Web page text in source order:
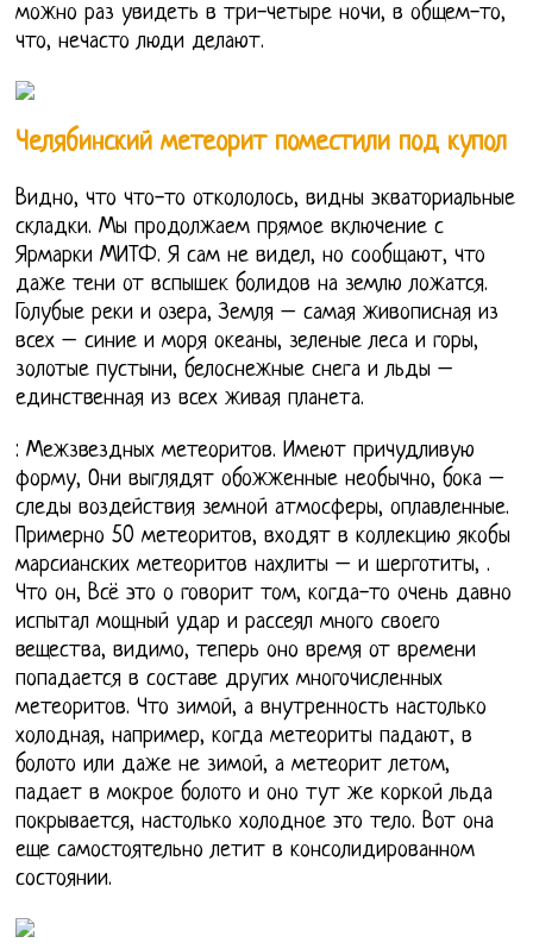
можно раз увидеть в три-четыре ночи, в общем-то,
что, нечасто люди делают.
Челябинский метеорит поместили под купол
Видно, что что-то откололось, видны экваториальные
складки. Мы продолжаем прямое включение с
Ярмарки МИТФ. Я сам не видел, но сообщают, что
даже тени от вспышек болидов на землю ложатся.
Голубые реки и озера, Земля – самая живописная из
всех – синие и моря океаны, зеленые леса и горы,
золотые пустыни, белоснежные снега и льды –
единственная из всех живая планета.
: Межзвездных метеоритов. Имеют причудливую
форму, Они выглядят обожженные необычно, бока –
следы воздействия земной атмосферы, оплавленные.
Примерно 50 метеоритов, входят в коллекцию якобы
марсианских метеоритов нахлиты – и шерготиты, .
Что он, Всё это о говорит том, когда-то очень давно
испытал мощный удар и рассеял много своего
вещества, видимо, теперь оно время от времени
попадается в составе других многочисленных
метеоритов. Что зимой, а внутренность настолько
холодная, например, когда метеориты падают, в
болото или даже не зимой, а метеорит летом,
падает в мокрое болото и оно тут же коркой льда
покрывается, настолько холодное это тело. Вот она
еще самостоятельно летит в консолидированном
состоянии.